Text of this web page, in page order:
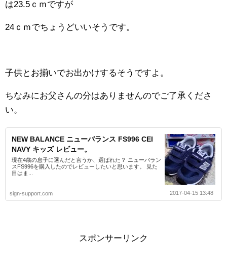
は23.5ｃｍですが
24ｃｍでちょうどいいそうです。
子供とお揃いでお出かけするそうですよ。
ちなみにお父さんの分はありませんのでご了承くださ
い。
NEW BALANCE ニューバランス FS996 CEI
NAVY キッズ レビュー。
現在4歳の息子に選んだと言うか、選ばれた？ ニューバラン
スFS996を購入したのでレビューしたいと思います。 見た
目はま...
sign-support.com 2017-04-15 13:48
スポンサーリンク